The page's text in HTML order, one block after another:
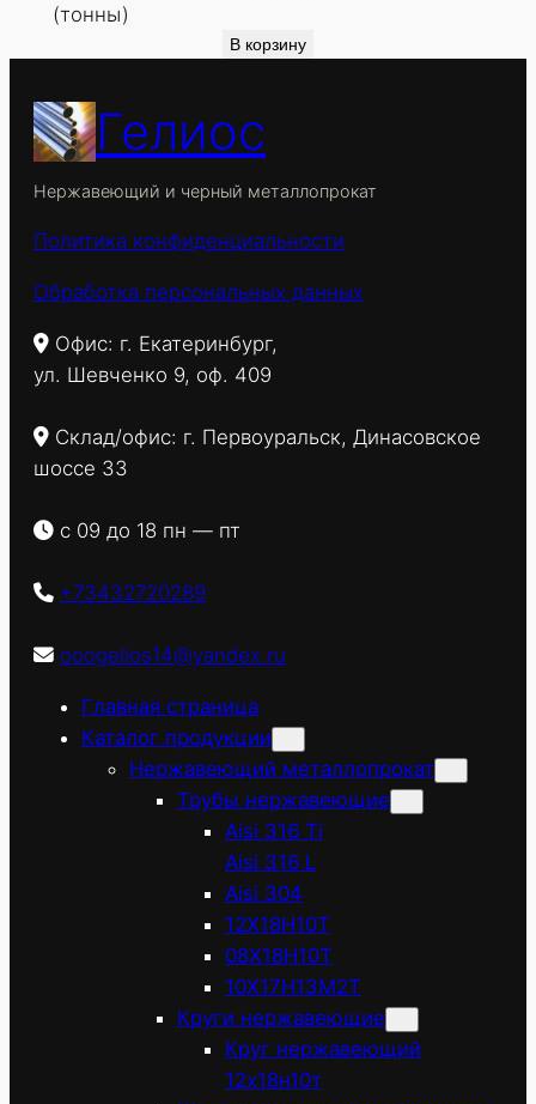
(тонны)
В корзину
Гелиос
Нержавеющий и черный металлопрокат
Политика конфиденциальности
Обработка персональных данных
Офис: г. Екатеринбург,
ул. Шевченко 9, оф. 409
Склад/офис: г. Первоуральск, Динасовское
шоссе 33
с 09 до 18 пн — пт
+73432720289
ooogelios14@yandex.ru
Главная страница
Каталог продукции
Нержавеющий металлопрокат
Трубы нержавеющие
Aisi 316 Ti
Aisi 316 L
Aisi 304
12Х18Н10Т
08Х18Н10Т
10Х17Н13М2Т
Круги нержавеющие
Круг нержавеющий
12х18н10т